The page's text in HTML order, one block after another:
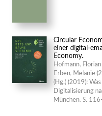
Circular
einer digital-
Economy.
Hofmann,
Erben, Melanie
(Hg.) (2019):
Digitalisierung
München. S.